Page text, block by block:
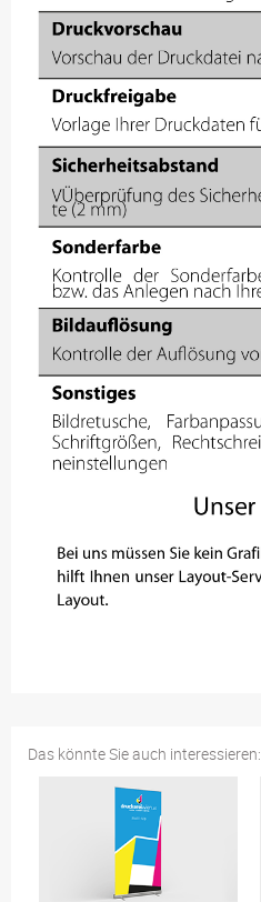
Das könnte Sie auch interessieren: